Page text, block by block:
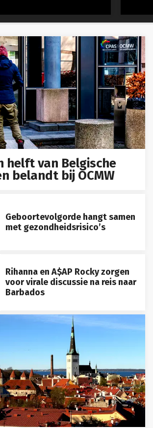
helft van Belgische
belandt bij OCMW
Geboortevolgorde hangt samen
met gezondheidsrisico’s
Rihanna en A$AP Rocky zorgen
voor virale discussie na reis naar
Barbados